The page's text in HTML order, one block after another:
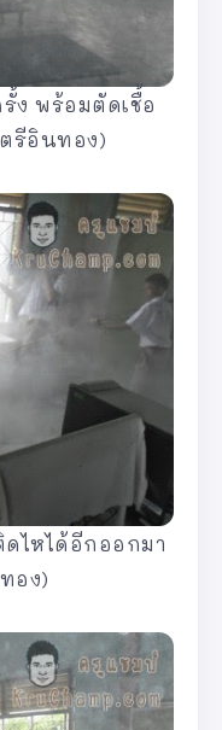
ง พร้อมตัดเชื้อ
รีอินทอง)
ไหได้อีกออกมา
อง)